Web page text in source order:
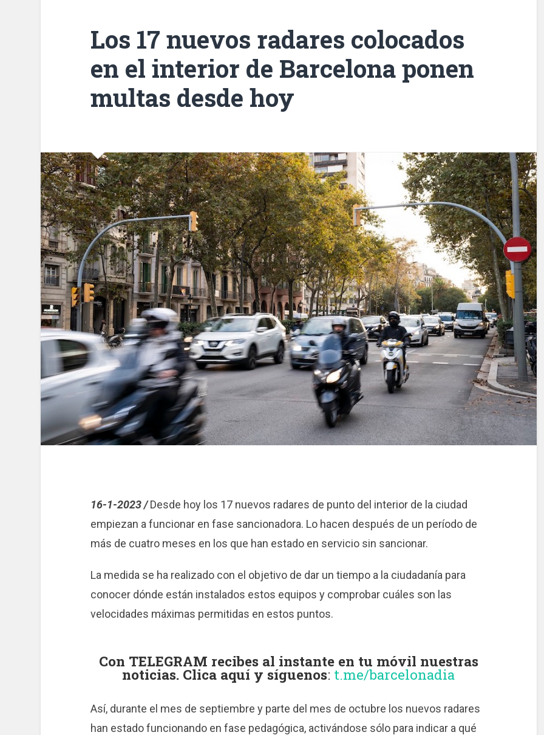
Los 17 nuevos radares colocados
en el interior de Barcelona ponen
multas desde hoy
16-1-2023 /Desde hoy los 17 nuevos radares de punto del interior de la ciudad
empiezan a funcionar en fase sancionadora. Lo hacen después de un período de
más de cuatro meses en los que han estado en servicio sin sancionar.
La medida se ha realizado con el objetivo de dar un tiempo a la ciudadanía para
conocer dónde están instalados estos equipos y comprobar cuáles son las
velocidades máximas permitidas en estos puntos.
Con TELEGRAM recibes al instante en tu móvil nuestras
noticias. Clica aquí y síguenos: t.me/barcelonadia
Así, durante el mes de septiembre y parte del mes de octubre los nuevos radares
han estado funcionando en fase pedagógica, activándose sólo para indicar a qué